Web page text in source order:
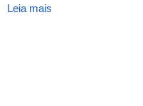
Leia mais